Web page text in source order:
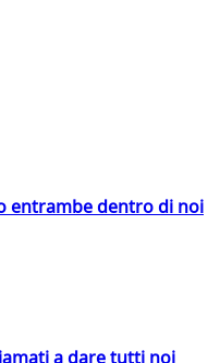
entrambe dentro di noi
a dare tutti noi